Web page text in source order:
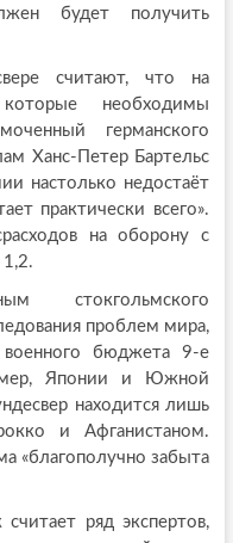
будет получить
считают, что на
необходимы
германского
Ханс-Петер Бартельс
настолько недостаёт
практически всего».
на оборону с
стокгольмского
проблем мира,
бюджета 9-е
Японии и Южной
находится лишь
и Афганистаном.
«благополучно забыта
считает ряд экспертов,